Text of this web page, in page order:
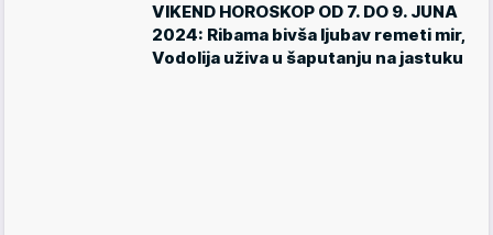
VIKEND HOROSKOP OD 7. DO 9. JUNA
2024: Ribama bivša ljubav remeti mir,
Vodolija uživa u šaputanju na jastuku